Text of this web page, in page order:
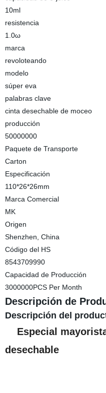
10ml
resistencia
1.0ω
marca
revoloteando
modelo
súper eva
palabras clave
cinta desechable de moceo
producción
50000000
Paquete de Transporte
Carton
Especificación
110*26*26mm
Marca Comercial
MK
Origen
Shenzhen, China
Código del HS
8543709990
Capacidad de Producción
3000000PCS Per Month
Descripción de
Descripción del
Especial mayorista
desechable